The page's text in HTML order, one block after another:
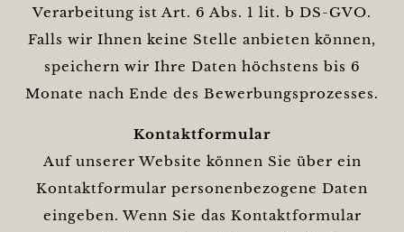
Verarbeitung ist Art. 6 Abs. 1 lit. b DS-GVO.
Falls wir Ihnen keine Stelle anbieten können,
speichern wir Ihre Daten höchstens bis 6
Monate nach Ende des Bewerbungsprozesses.
Kontaktformular
Auf unserer Website können Sie über ein
Kontaktformular personenbezogene Daten
eingeben. Wenn Sie das Kontaktformular